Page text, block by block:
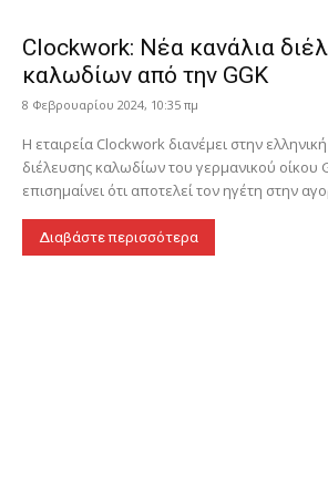
Clockwork: Νέα κανάλια
καλωδίων από την GGK
8 Φεβρουαρίου 2024, 10:35 πμ
Η εταιρεία Clockwork διανέμει στην
διέλευσης καλωδίων του γερμανικού οίκου
επισημαίνει ότι αποτελεί τον ηγέτη στην
Διαβάστε περισσότερα